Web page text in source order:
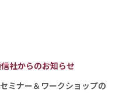
社からのお知らせ
ミナー＆ワークショップの